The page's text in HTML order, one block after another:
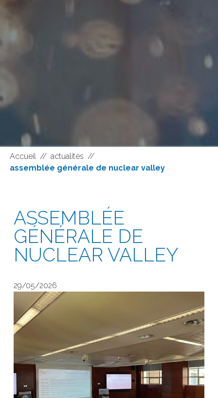
Accueil // actualités //
assemblée générale de nuclear valley
ASSEMBLÉE
GÉNÉRALE DE
NUCLEAR VALLEY
29/05/2026